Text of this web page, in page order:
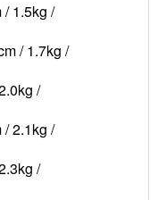
1.5kg /
/ 1.7kg /
/
2.1kg /
/